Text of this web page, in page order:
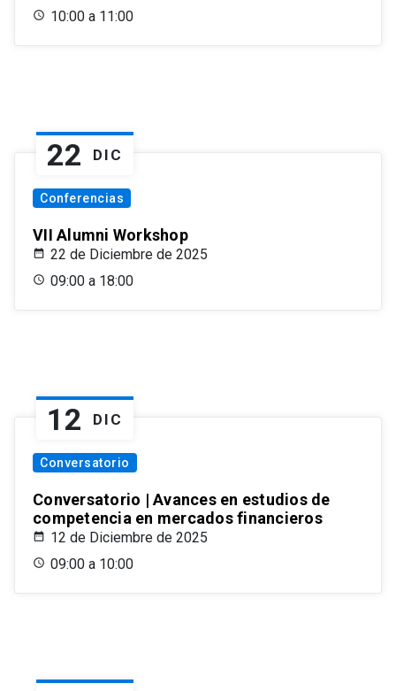
10:00 a 11:00
22 DIC
Conferencias
VII Alumni Workshop
22 de Diciembre de 2025
09:00 a 18:00
12 DIC
Conversatorio
Conversatorio | Avances en estudios de
competencia en mercados financieros
12 de Diciembre de 2025
09:00 a 10:00